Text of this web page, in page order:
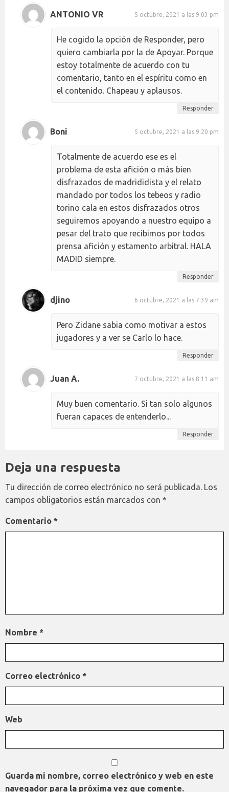
ANTONIO VR 5 octubre, 2021 a las 9:03 pm
He cogido la opción de Responder, pero
quiero cambiarla por la de Apoyar. Porque
estoy totalmente de acuerdo con tu
comentario, tanto en el espíritu como en
el contenido. Chapeau y aplausos.
Responder
Boni 5 octubre, 2021 a las 9:20 pm
Totalmente de acuerdo ese es el
problema de esta afición o más bien
disfrazados de madrididista y el relato
mandado por todos los tebeos y radio
torino cala en estos disfrazados otros
seguiremos apoyando a nuestro equipo a
pesar del trato que recibimos por todos
prensa afición y estamento arbitral. HALA
MADID siempre.
Responder
djino 6 octubre, 2021 a las 7:39 am
Pero Zidane sabia como motivar a estos
jugadores y a ver se Carlo lo hace.
Responder
Juan A. 7 octubre, 2021 a las 8:11 am
Muy buen comentario. Si tan solo algunos
fueran capaces de entenderlo...
Responder
Deja una respuesta
Tu dirección de correo electrónico no será publicada. Los
campos obligatorios están marcados con *
Comentario *
Nombre *
Correo electrónico *
Web
Guarda mi nombre, correo electrónico y web en este
navegador para la próxima vez que comente.